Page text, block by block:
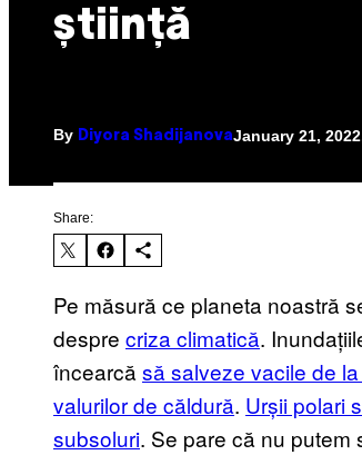
știință
By Diyora ShadijanovaJanuary 21,
Share:
Pe măsură ce planeta noastră
despre criza climatică.
încearcă să salveze vacile de
valurilor de căldură. Urșii polari
subsoluri. Se pare că nu putem